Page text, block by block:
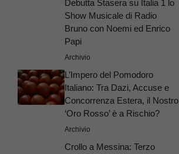
Debutta Stasera su Italia 1 lo
Show Musicale di Radio
Bruno con Noemi ed Enrico
Papi
Archivio
L’Impero del Pomodoro
Italiano: Tra Dazi, Accuse e
Concorrenza Estera, il Nostro
‘Oro Rosso’ è a Rischio?
Archivio
Crollo a Messina: Terzo